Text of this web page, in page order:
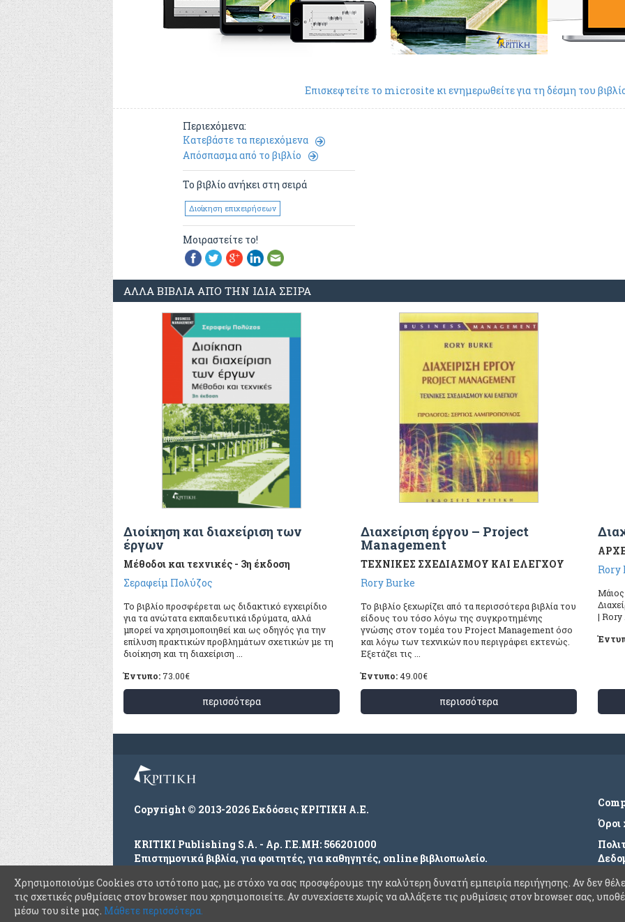
Επισκεφτείτε το microsite κι ενημερωθείτε για τη δέσμη του
Περιεχόμενα:
Κατεβάστε τα περιεχόμενα
Απόσπασμα από το βιβλίο
Το βιβλίο ανήκει στη σειρά
Διοίκηση επιχειρήσεων
Μοιραστείτε το!
ΑΛΛΑ ΒΙΒΛΙΑ ΑΠΟ ΤΗΝ ΙΔΙΑ ΣΕΙΡΑ
Διοίκηση και διαχείριση των
έργων
Μέθοδοι και τεχνικές - 3η έκδοση
Σεραφείμ Πολύζος
Το βιβλίο προσφέρεται ως διδακτικό εγχειρίδιο
για τα ανώτατα εκπαιδευτικά ιδρύματα, αλλά
μπορεί να χρησιμοποιηθεί και ως οδηγός για την
επίλυση πρακτικών προβλημάτων σχετικών με τη
διοίκηση και τη διαχείριση ...
Έντυπο: 73.00€
περισσότερα
Διαχείριση έργου – Project
Management
ΤΕΧΝΙΚΕΣ ΣΧΕΔΙΑΣΜΟΥ ΚΑΙ ΕΛΕΓΧΟΥ
Rory Burke
Το βιβλίο ξεχωρίζει από τα περισσότερα βιβλία του
είδους του τόσο λόγω της συγκροτημένης
γνώσης στον τομέα του Project Management όσο
και λόγω των τεχνικών που περιγράφει εκτενώς.
Εξετάζει τις ...
Έντυπο:49.00€
περισσότερα
Rory
| Rory
Copyright © 2013-2026 Εκδόσεις ΚΡΙΤΙΚΗ Α.Ε.
KRITIKI Publishing S.A. - Αρ. Γ.Ε.ΜΗ: 566201000
Επιστημονικά βιβλία, για φοιτητές, για καθηγητές, online βιβλιοπωλείο.
Όροι
Χρησιμοποιούμε Cookies στο ιστότοπο μας, με στόχο να σας προσφέρουμε την καλύτερη δυνατή εμπειρία περιήγησης. Αν δεν
τις σχετικές ρυθμίσεις στον browser που χρησιμοποιείτε. Αν συνεχίσετε χωρίς να αλλάξετε τις ρυθμίσεις στον browser σας,
μέσω του site μας. Μάθετε περισσότερα.